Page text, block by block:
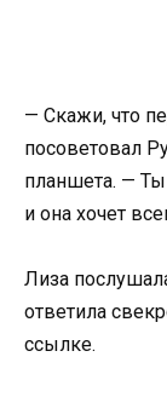
— Скажи, что
посоветовал
планшета. —
и она хочет
Лиза
ответила
ссылке.